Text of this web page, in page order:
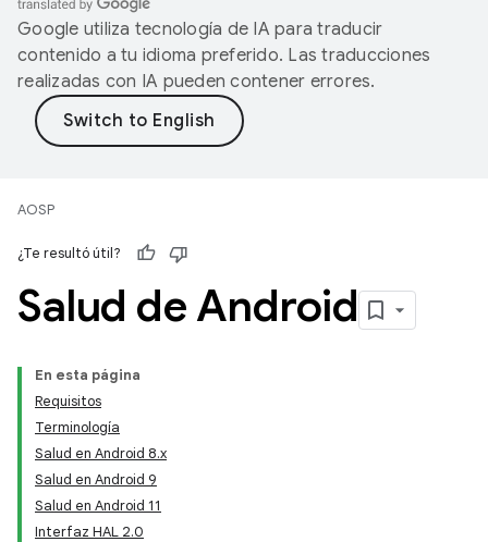
Google utiliza tecnología de IA para traducir
contenido a tu idioma preferido. Las traducciones
realizadas con IA pueden contener errores.
AOSP
¿Te resultó útil?
Salud de Android
En esta página
Requisitos
Terminología
Salud en Android 8.x
Salud en Android 9
Salud en Android 11
Interfaz HAL 2.0